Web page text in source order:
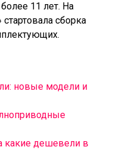
11 лет. На
сборка
новые модели и
какие дешевели в